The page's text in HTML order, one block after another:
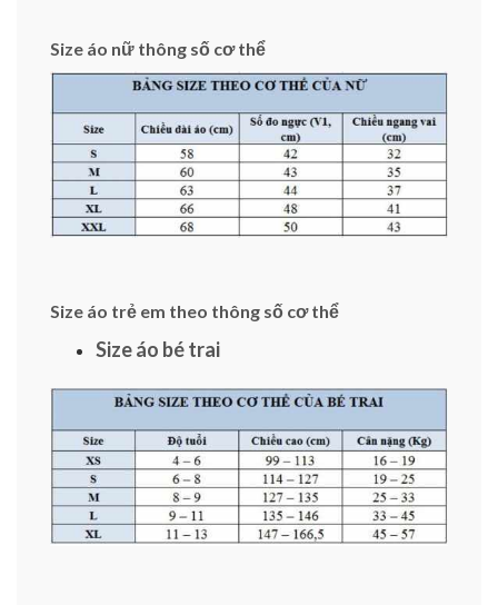
Size áo nữ thông số cơ thể
Size áo trẻ em theo thông số cơ thể
Size áo bé trai